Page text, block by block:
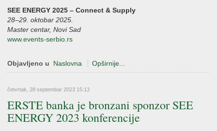
SEE ENERGY 2025 – Connect & Supply
28–29. oktobar 2025.
Master centar, Novi Sad
www.events-serbio.rs
Objavljeno u Naslovna Opširnije...
četvrtak, 28 septembar 2023 15:13
ERSTE banka je bronzani sponzor SEE
ENERGY 2023 konferencije